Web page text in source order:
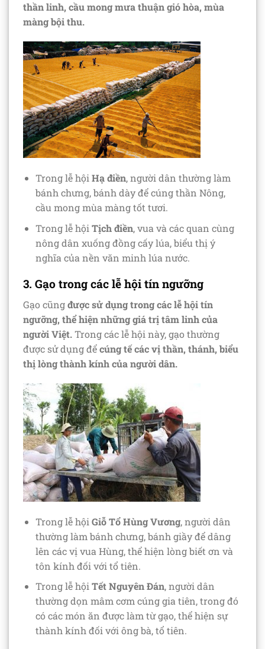
thần linh, cầu mong mưa thuận gió hòa, mùa
màng bội thu.
Trong lễ hội Hạ điền, người dân thường làm
bánh chưng, bánh dày để cúng thần Nông,
cầu mong mùa màng tốt tươi.
Trong lễ hội Tịch điền, vua và các quan cùng
nông dân xuống đồng cấy lúa, biểu thị ý
nghĩa của nền văn minh lúa nước.
3. Gạo trong các lễ hội tín ngưỡng
Gạo cũngđược sử dụng trong các lễ hội tín
ngưỡng, thể hiện những giá trị tâm linh của
người Việt.Trong các lễ hội này, gạo thường
được sử dụng đểcúng tế các vị thần, thánh, biểu
thị lòng thành kính của người dân.
Trong lễ hội Giỗ Tổ Hùng Vương, người dân
thường làm bánh chưng, bánh giầy để dâng
lên các vị vua Hùng, thể hiện lòng biết ơn và
tôn kính đối với tổ tiên.
Trong lễ hộiTết Nguyên Đán, người dân
thường dọn mâm cơm cúng gia tiên, trong đó
có các món ăn được làm từ gạo, thể hiện sự
thành kính đối với ông bà, tổ tiên.